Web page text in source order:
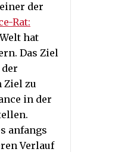
der
Rat:
hat
Das Ziel
Ziel zu
in der
anfangs
Verlauf